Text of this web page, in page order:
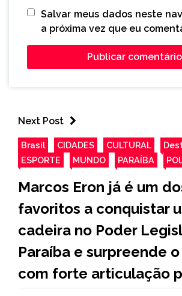
Salvar meus dados neste
a próxima vez que eu
Next Post
Brasil CIDADES CULTURAL
ESPORTE
MUNDO PARAÍBA
Marcos Eron já é um
favoritos a conquistar
cadeira no Poder
Paraíba e surpreende
com forte articulação